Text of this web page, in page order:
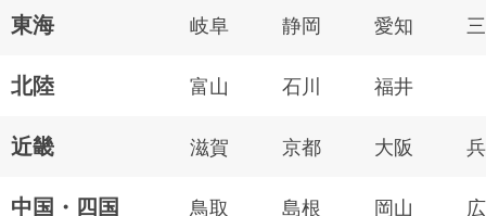
東海 岐阜 静岡 愛知
北陸 富山 石川 福井
近畿 滋賀 京都 大阪
中国・四国 鳥取 島根 岡山